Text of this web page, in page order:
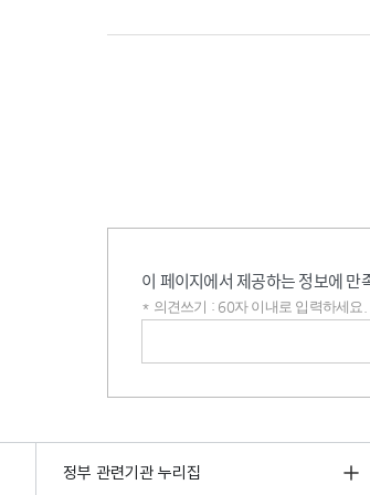
이 페이지에서 제공하는 정보에 만
* 의견쓰기 : 60자 이내로 입력하세요
정부 관련기관 누리집